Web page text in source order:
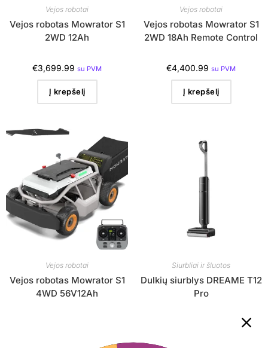
Vejos robotai
Vejos robotas Mowrator S1
2WD 12Ah
€3,699.99 su PVM
Į krepšelį
Vejos robotai
Vejos robotas Mowrator S1
2WD 18Ah Remote Control
€4,400.99 su PVM
Į krepšelį
Vejos robotai
Vejos robotas Mowrator S1
4WD 56V12Ah
Siurbliai ir šluotos
Dulkių siurblys DREAME T12
Pro